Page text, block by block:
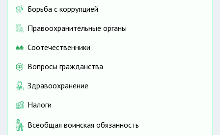
Борьба с коррупцией
Правоохранительные органы
Соотечественники
Вопросы гражданства
Здравоохранение
Налоги
Всеобщая воинская обязанность